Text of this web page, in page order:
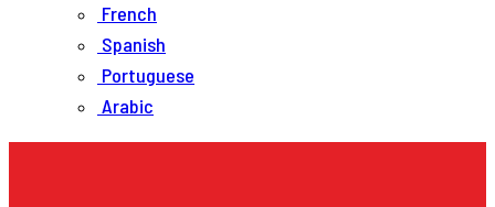
French
Spanish
Portuguese
Arabic